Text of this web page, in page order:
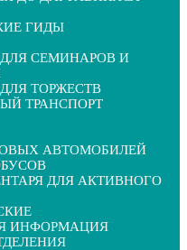
ГИДЫ
СЕМИНАРОВ И
ТОРЖЕСТВ
ТРАНСПОРТ
АВТОМОБИЛЕЙ
ДЛЯ АКТИВНОГО
ИНФОРМАЦИЯ